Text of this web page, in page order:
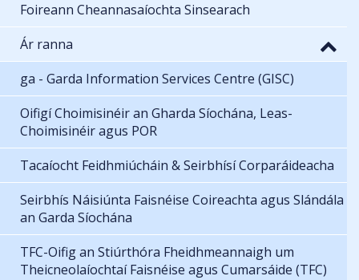
Foireann Cheannasaíochta Sinsearach
Ár ranna
ga - Garda Information Services Centre (GISC)
Oifigí Choimisinéir an Gharda Síochána, Leas-
Choimisinéir agus POR
Tacaíocht Feidhmiúcháin & Seirbhísí Corparáideacha
Seirbhís Náisiúnta Faisnéise Coireachta agus Slándála
an Garda Síochána
TFC-Oifig an Stiúrthóra Fheidhmeannaigh um
Theicneolaíochtaí Faisnéise agus Cumarsáide (TFC)